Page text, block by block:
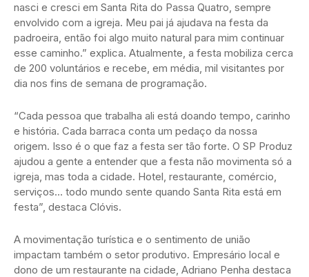
nasci e cresci em Santa Rita do Passa Quatro, sempre
envolvido com a igreja. Meu pai já ajudava na festa da
padroeira, então foi algo muito natural para mim continuar
esse caminho.” explica. Atualmente, a festa mobiliza cerca
de 200 voluntários e recebe, em média, mil visitantes por
dia nos fins de semana de programação.
“Cada pessoa que trabalha ali está doando tempo, carinho
e história. Cada barraca conta um pedaço da nossa
origem. Isso é o que faz a festa ser tão forte. O SP Produz
ajudou a gente a entender que a festa não movimenta só a
igreja, mas toda a cidade. Hotel, restaurante, comércio,
serviços… todo mundo sente quando Santa Rita está em
festa”, destaca Clóvis.
A movimentação turística e o sentimento de união
impactam também o setor produtivo. Empresário local e
dono de um restaurante na cidade, Adriano Penha destaca